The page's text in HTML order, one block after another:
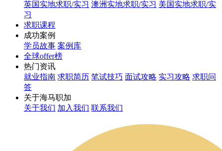
英国实地求职/实习 澳洲实地求职/实习 美国实地求职/实
习
求职课程
成功案例
学员故事 案例库
全球offer榜
热门资讯
就业指南 求职简历 笔试技巧 面试攻略 实习攻略 求职问
答
关于海马职加
关于我们 加入我们 联系我们